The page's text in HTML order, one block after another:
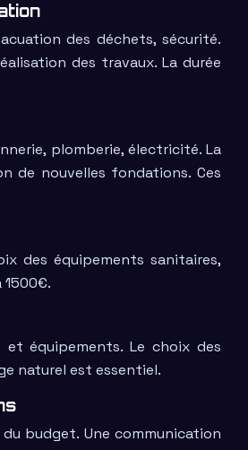
des déchets, sécurité.
des travaux. La durée
plomberie, électricité. La
de nouvelles fondations. Ces
des équipements sanitaires,
1500€.
équipements. Le choix des
naturel est essentiel.
budget. Une communication